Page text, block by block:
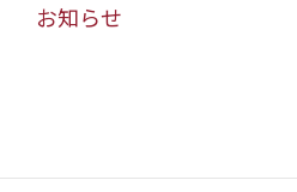
お知らせ